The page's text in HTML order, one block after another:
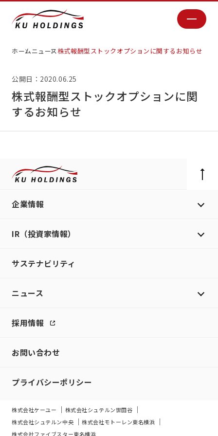
ホームニュース株式報酬型ストックオプションに関するお知らせ
公開日：2020.06.25
株式報酬型ストックオプションに関
するお知らせ
企業情報
IR（投資家情報）
サステナビリティ
ニュース
採用情報
お問い合わせ
プライバシーポリシー
株式会社ケーユー
株式会社シュテルン世田谷
株式会社シュテルン中央
株式会社モトーレン東名横浜
株式会社ファイブスター東名横浜